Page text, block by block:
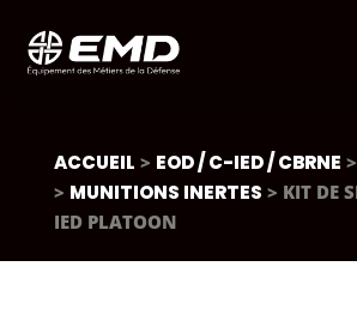
ACCUEIL > EOD / C-IED / CBRNE >
> MUNITIONS INERTES > KIT DE
IED PLATOON